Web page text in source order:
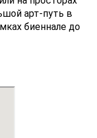
арт-путь в
биеннале до